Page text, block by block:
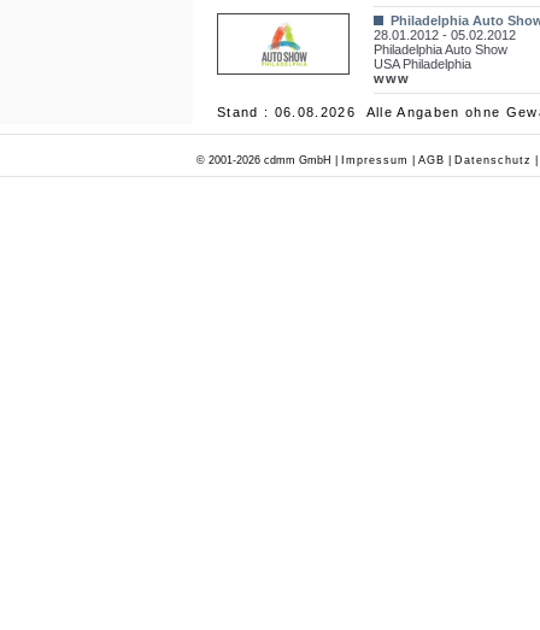
Philadelphia Auto
28.01.2012 - 05.02.2012
Philadelphia Auto Show
USA Philadelphia
www
Stand : 06.08.2026 Alle Angaben ohne
© 2001-2026 cdmm GmbH | Impressum AGB Datenschutz